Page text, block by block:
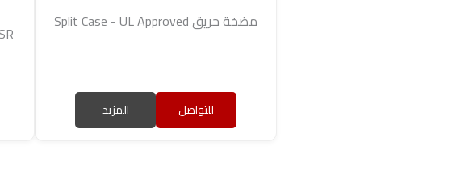
مضخة حريق Split Case - UL Approved
للتواصل المزيد